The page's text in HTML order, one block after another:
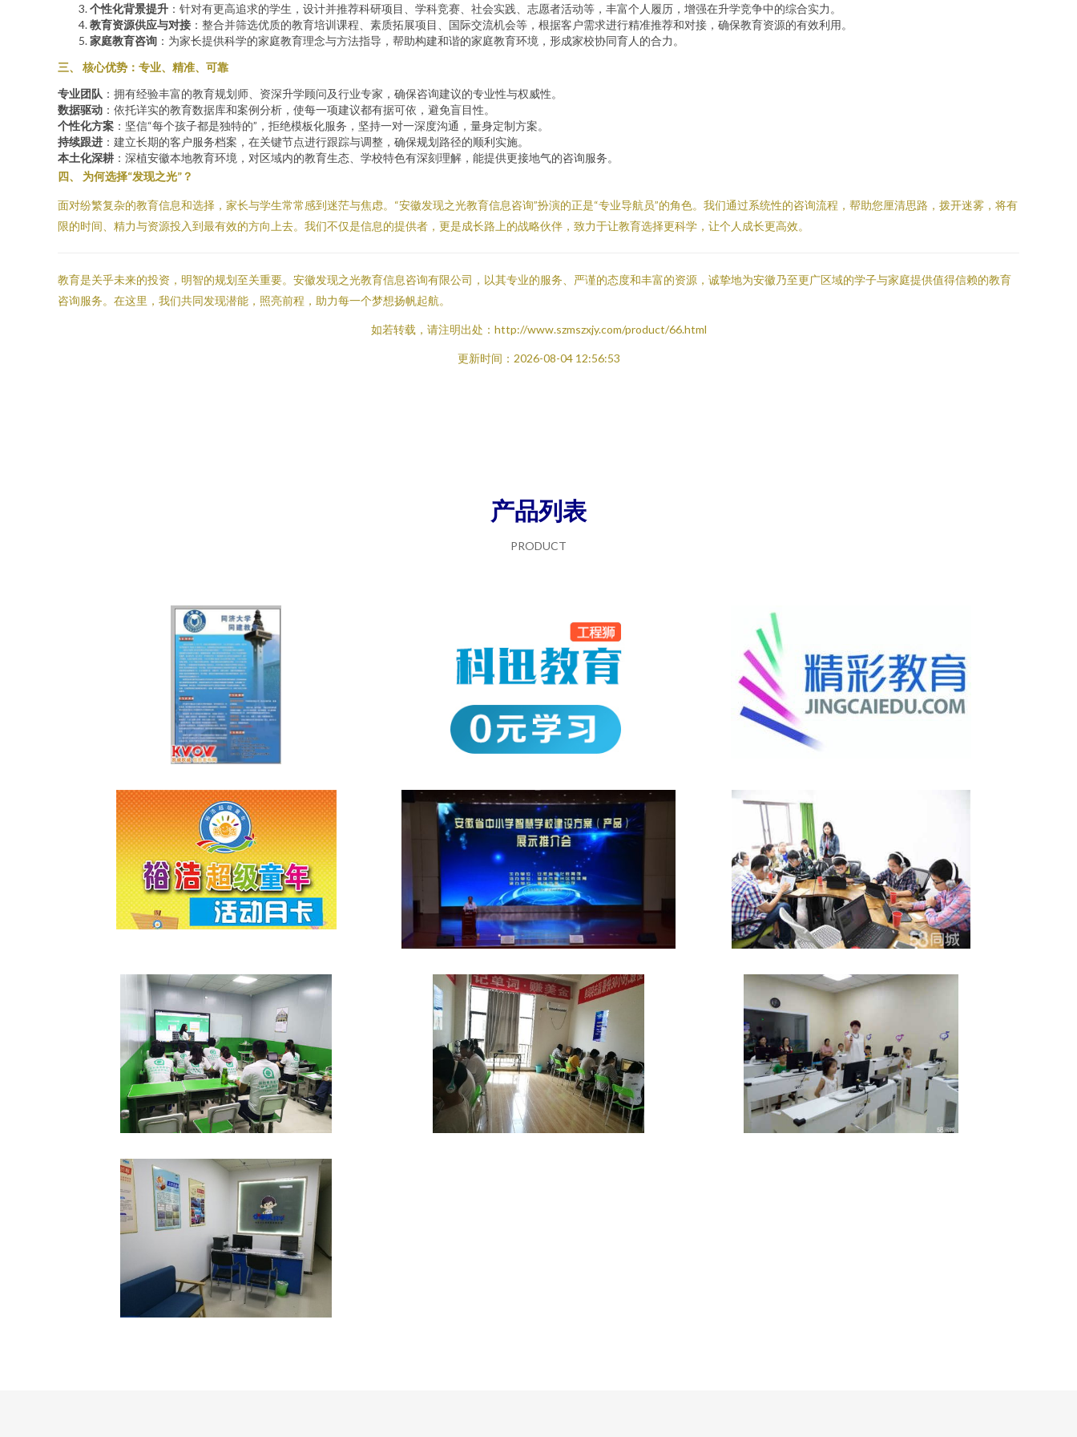
个性化背景提升 ：针对有更高追求的学生，设计并推荐科研项目、学科竞赛、社会实践、志愿者活动等，丰富个人履历，增强在升学竞争中的综合实力。
教育资源供应与对接 ：整合并筛选优质的教育培训课程、素质拓展项目、国际交流机会等，根据客户需求进行精准推荐和对接，确保教育资源的有效利用。
家庭教育咨询 ：为家长提供科学的家庭教育理念与方法指导，帮助构建和谐的家庭教育环境，形成家校协同育人的合力。
三、 核心优势：专业、精准、可靠
专业团队 ：拥有经验丰富的教育规划师、资深升学顾问及行业专家，确保咨询建议的专业性与权威性。
数据驱动 ：依托详实的教育数据库和案例分析，使每一项建议都有据可依，避免盲目性。
个性化方案 ：坚信“每个孩子都是独特的”，拒绝模板化服务，坚持一对一深度沟通，量身定制方案。
持续跟进 ：建立长期的客户服务档案，在关键节点进行跟踪与调整，确保规划路径的顺利实施。
本土化深耕 ：深植安徽本地教育环境，对区域内的教育生态、学校特色有深刻理解，能提供更接地气的咨询服务。
四、 为何选择“发现之光”？
面对纷繁复杂的教育信息和选择，家长与学生常常感到迷茫与焦虑。“安徽发现之光教育信息咨询”扮演的正是“专业导航员”的角色。我们通过系统性的咨询流程，帮助您厘清思路，拨开迷雾，将有
限的时间、精力与资源投入到最有效的方向上去。我们不仅是信息的提供者，更是成长路上的战略伙伴，致力于让教育选择更科学，让个人成长更高效。
教育是关乎未来的投资，明智的规划至关重要。安徽发现之光教育信息咨询有限公司，以其专业的服务、严谨的态度和丰富的资源，诚挚地为安徽乃至更广区域的学子与家庭提供值得信赖的教育
咨询服务。在这里，我们共同发现潜能，照亮前程，助力每一个梦想扬帆起航。
如若转载，请注明出处：http://www.szmszxjy.com/product/66.html
更新时间：2026-08-04 12:56:53
产品列表
PRODUCT